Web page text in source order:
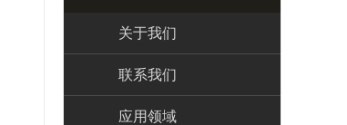
关于我们
联系我们
应用领域